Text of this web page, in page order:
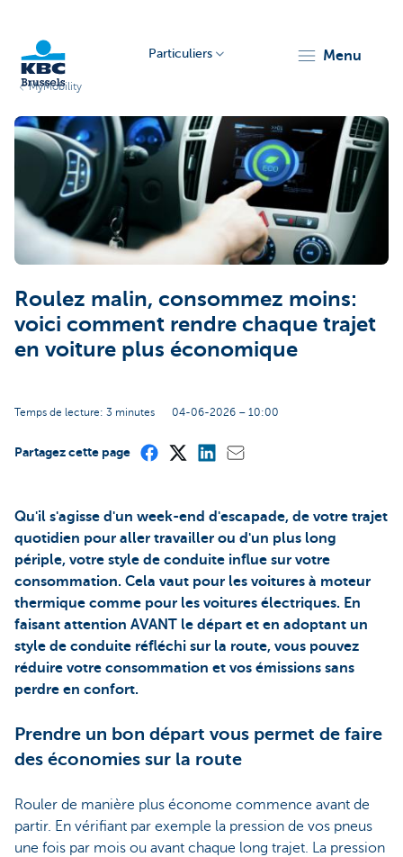
Brussels
Particuliers menu
MyMobility
Roulez malin, consommez moins:
voici comment rendre chaque trajet
en voiture plus économique
Temps de lecture: 3 minutes 04-06-2026 – 10:00
Partagez cette page
Qu'il s'agisse d'un week-end d'escapade, de votre trajet
quotidien pour aller travailler ou d'un plus long
périple, votre style de conduite influe sur votre
consommation. Cela vaut pour les voitures à moteur
thermique comme pour les voitures électriques. En
faisant attention AVANT le départ et en adoptant un
style de conduite réfléchi sur la route, vous pouvez
réduire votre consommation et vos émissions sans
perdre en confort.
Prendre un bon départ vous permet de faire
des économies sur la route
Rouler de manière plus économe commence avant de
partir. En vérifiant par exemple la pression de vos pneus
une fois par mois ou avant chaque long trajet. La pression